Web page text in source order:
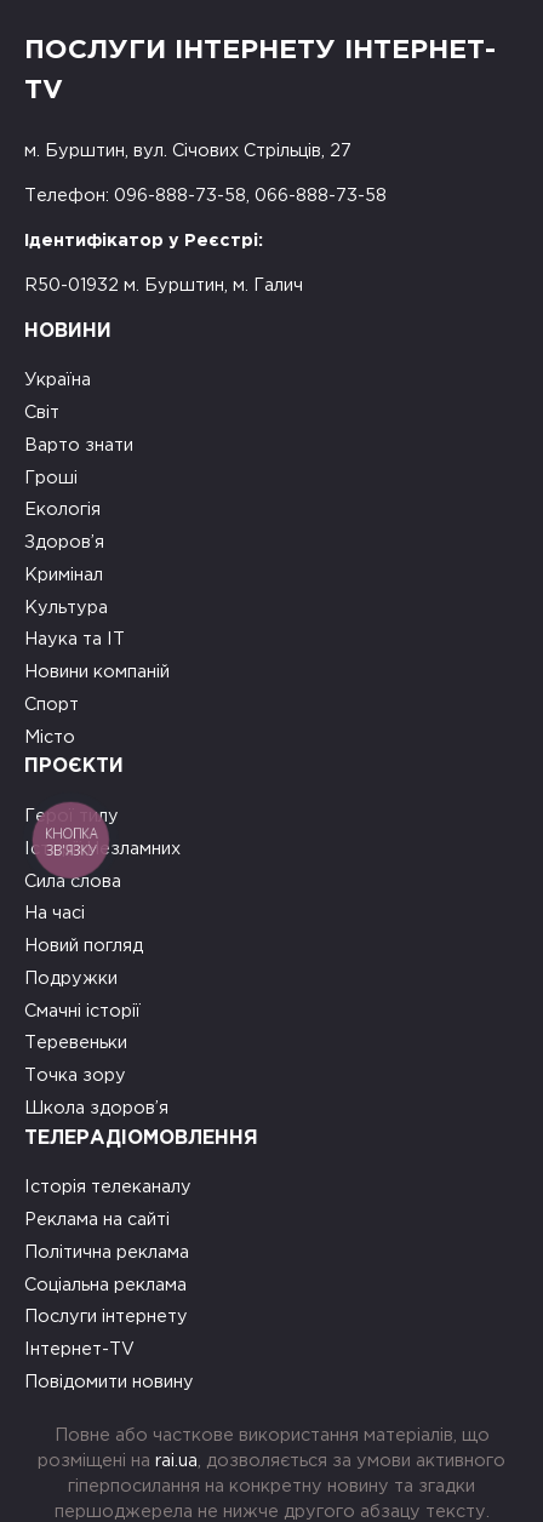
ПОСЛУГИ ІНТЕРНЕТУ ІНТЕРНЕТ-
TV
м. Бурштин, вул. Січових Стрільців, 27
Телефон: 096-888-73-58, 066-888-73-58
Ідентифікатор у Реєстрі:
R50-01932 м. Бурштин, м. Галич
НОВИНИ
Україна
Світ
Варто знати
Гроші
Екологія
Здоров’я
Кримінал
Культура
Наука та ІТ
Новини компаній
Спорт
Місто
ПРОЄКТИ
Герої тилу
Історії Незламних
Сила слова
На часі
Новий погляд
Подружки
Смачні історії
Теревеньки
Точка зору
Школа здоров’я
ТЕЛЕРАДІОМОВЛЕННЯ
Історія телеканалу
Реклама на сайті
Політична реклама
Соціальна реклама
Послуги інтернету
Інтернет-TV
Повідомити новину
Повне або часткове використання матеріалів, що
розміщені на rai.ua , дозволяється за умови активного
гіперпосилання на конкретну новину та згадки
першоджерела не нижче другого абзацу тексту.
КНОПКА
ЗВ'ЯЗКУ